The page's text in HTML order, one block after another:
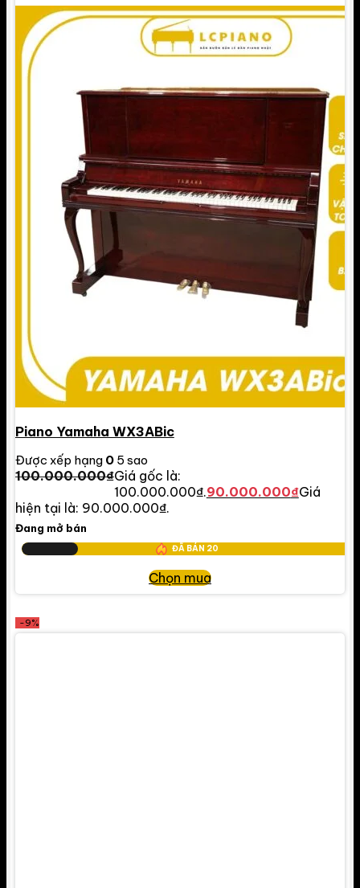
Piano Yamaha WX3ABic
Được xếp hạng 05 sao
100.000.000₫Giá gốc là:
100.000.000₫.90.000.000₫Giá
hiện tại là: 90.000.000₫.
Đang mở bán
ĐÃ BÁN 20
Chọn mua
-9%